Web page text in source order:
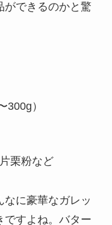
ができるのかと驚
300g）
栗粉など
なに豪華なガレッ
ですよね。バター